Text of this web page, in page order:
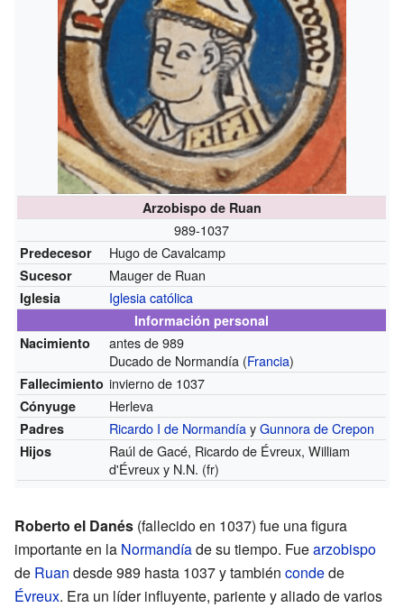
Arzobispo de Ruan
989-1037
Predecesor Hugo de Cavalcamp
Sucesor Mauger de Ruan
Iglesia Iglesia católica
Información personal
Nacimiento
antes de 989
Ducado de Normandía (Francia)
Fallecimiento invierno de 1037
Cónyuge Herleva
Padres Ricardo I de NormandíayGunnora de Crepon
Hijos
Raúl de Gacé, Ricardo de Évreux, William
d'Évreux y N.N. (fr)
Roberto el Danés (fallecido en 1037) fue una figura
importante en la Normandíade su tiempo. Fuearzobispo
de Ruan desde 989 hasta 1037 y también condede
Évreux. Era un líder influyente, pariente y aliado de varios